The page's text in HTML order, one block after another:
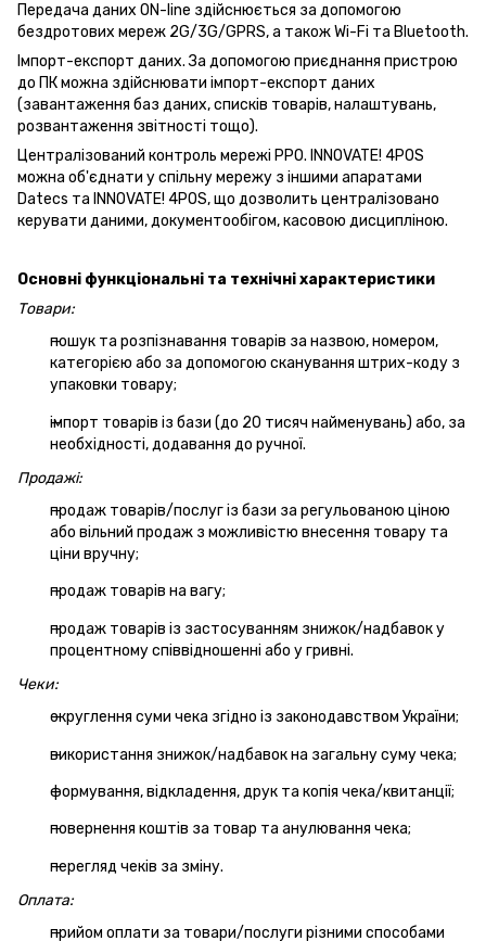
Передача даних ON-line здійснюється за допомогою
бездротових мереж 2G/3G/GPRS, а також Wi-Fi та Bluetooth.
Імпорт-експорт даних.За допомогою приєднання пристрою
до ПК можна здійснювати імпорт-експорт даних
(завантаження баз даних, списків товарів, налаштувань,
розвантаження звітності тощо).
Централізований контроль мережі РРО. INNOVATE! 4POS
можна об'єднати у спільну мережу з іншими апаратами
Datecs та INNOVATE! 4POS, що дозволить централізовано
керувати даними, документообігом, касовою дисципліною.
Основні функціональні та технічні характеристики
Товари:
пошук та розпізнавання товарів за назвою, номером,
категорією або за допомогою сканування штрих-коду з
упаковки товару;
імпорт товарів із бази (до 20 тисяч найменувань) або, за
необхідності, додавання до ручної.
Продажі:
продаж товарів/послуг із бази за регульованою ціною
або вільний продаж з можливістю внесення товару та
ціни вручну;
продаж товарів на вагу;
продаж товарів із застосуванням знижок/надбавок у
процентному співвідношенні або у гривні.
Чеки:
округлення суми чека згідно із законодавством України;
використання знижок/надбавок на загальну суму чека;
формування, відкладення, друк та копія чека/квитанції;
повернення коштів за товар та анулювання чека;
перегляд чеків за зміну.
Оплата:
прийом оплати за товари/послуги різними способами